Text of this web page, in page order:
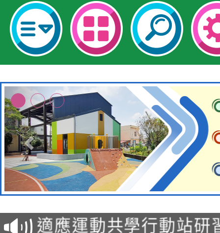
本校115學年度第2次
招甄選結果公告(無人
適應運動共學行動站研